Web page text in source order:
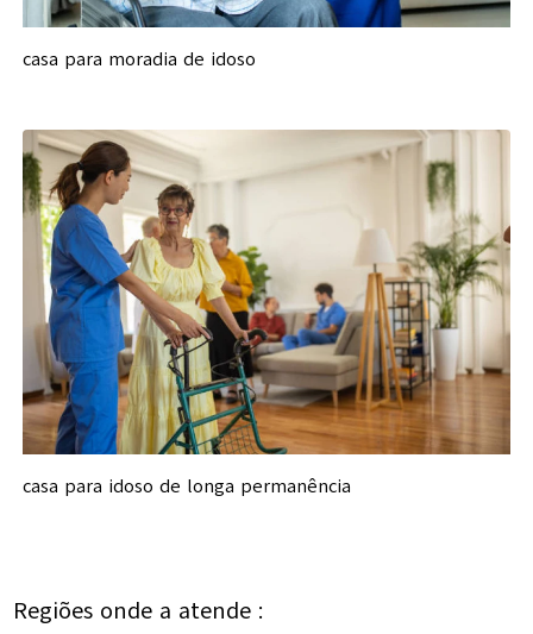
casa para moradia de idoso
casa para idoso de longa permanência
Regiões onde a atende :